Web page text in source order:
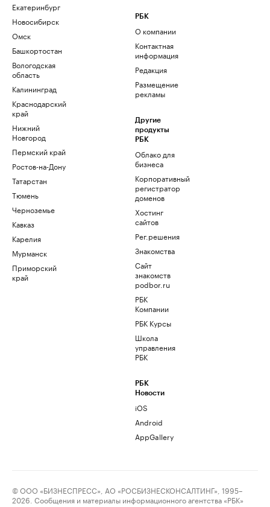
Екатеринбург
Новосибирск
Омск
Башкортостан
Вологодская
область
Калининград
Краснодарский
край
Нижний
Новгород
Пермский край
Ростов-на-Дону
Татарстан
Тюмень
Черноземье
Кавказ
Карелия
Мурманск
Приморский
край
РБК
О компании
Контактная
информация
Редакция
Размещение
рекламы
Другие
продукты
РБК
Облако для
бизнеса
Корпоративный
регистратор
доменов
Хостинг
сайтов
Рег.решения
Знакомства
Сайт
знакомств
podbor.ru
РБК
Компании
РБК Курсы
Школа
управления
РБК
РБК
Новости
iOS
Android
AppGallery
© ООО «БИЗНЕСПРЕСС», АО «РОСБИЗНЕСКОНСАЛТИНГ», 1995–
2026. Сообщения и материалы информационного агентства «РБК»